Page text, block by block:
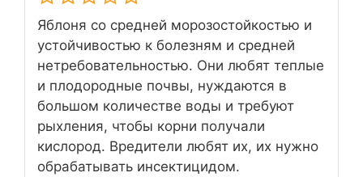
Яблоня со средней морозостойкостью и
устойчивостью к болезням и средней
нетребовательностью. Они любят теплые
и плодородные почвы, нуждаются в
большом количестве воды и требуют
рыхления, чтобы корни получали
кислород. Вредители любят их, их нужно
обрабатывать инсектицидом.